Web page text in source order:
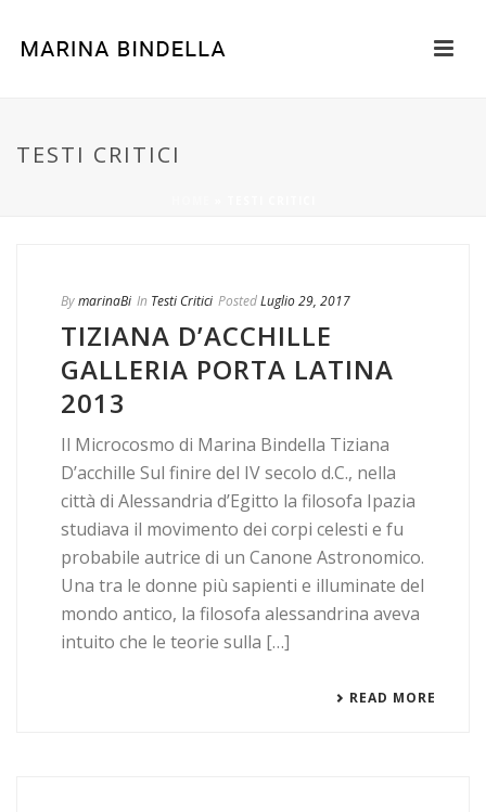
TESTI CRITICI
BymarinaBi In Testi Critici PostedLuglio 29, 2017
TIZIANA D’ACCHILLE
GALLERIA PORTA LATINA
2013
Il Microcosmo di Marina Bindella Tiziana
D’acchille Sul finire del IV secolo d.C., nella
città di Alessandria d’Egitto la filosofa Ipazia
studiava il movimento dei corpi celesti e fu
probabile autrice di un Canone Astronomico.
Una tra le donne più sapienti e illuminate del
mondo antico, la filosofa alessandrina aveva
intuito che le teorie sulla […]
READ MORE